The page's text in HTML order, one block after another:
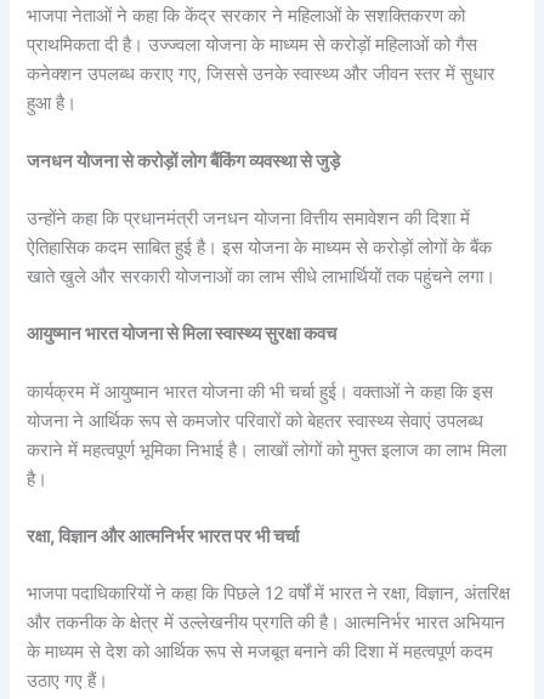
भाजपा नेताओं ने कहा कि केंद्र सरकार ने महिलाओं के सशक्तिकरण को
प्राथमिकता दी है। उज्ज्वला योजना के माध्यम से करोड़ों महिलाओं को गैस
कनेक्शन उपलब्ध कराए गए, जिससे उनके स्वास्थ्य और जीवन स्तर में सुधार
हुआ है।
जनधन योजना से करोड़ों लोग बैंकिंग व्यवस्था से जुड़े
उन्होंने कहा कि प्रधानमंत्री जनधन योजना वित्तीय समावेशन की दिशा में
ऐतिहासिक कदम साबित हुई है। इस योजना के माध्यम से करोड़ों लोगों के बैंक
खाते खुले और सरकारी योजनाओं का लाभ सीधे लाभार्थियों तक पहुंचने लगा।
आयुष्मान भारत योजना से मिला स्वास्थ्य सुरक्षा कवच
कार्यक्रम में आयुष्मान भारत योजना की भी चर्चा हुई। वक्ताओं ने कहा कि इस
योजना ने आर्थिक रूप से कमजोर परिवारों को बेहतर स्वास्थ्य सेवाएं उपलब्ध
कराने में महत्वपूर्ण भूमिका निभाई है। लाखों लोगों को मुफ्त इलाज का लाभ मिला
है।
रक्षा, विज्ञान और आत्मनिर्भर भारत पर भी चर्चा
भाजपा पदाधिकारियों ने कहा कि पिछले 12 वर्षों में भारत ने रक्षा, विज्ञान, अंतरिक्ष
और तकनीक के क्षेत्र में उल्लेखनीय प्रगति की है। आत्मनिर्भर भारत अभियान
के माध्यम से देश को आर्थिक रूप से मजबूत बनाने की दिशा में महत्वपूर्ण कदम
उठाए गए हैं।